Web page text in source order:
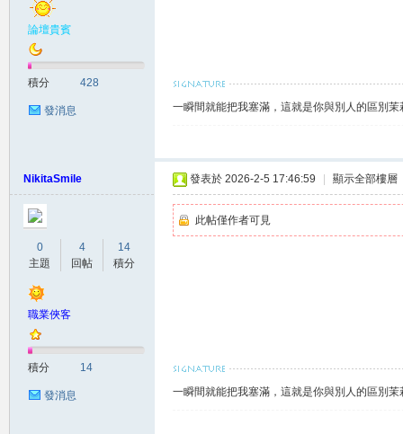
論壇貴賓
積分 428
發消息 一瞬間就能把我塞滿，這就是你與別人的區別茉
NikitaSmile
0
主題
4
回帖
14
積分
職業俠客
積分 14
發消息
發表於 2026-2-5 17:46:59 顯示全部樓層
此帖僅作者可見
一瞬間就能把我塞滿，這就是你與別人的區別茉